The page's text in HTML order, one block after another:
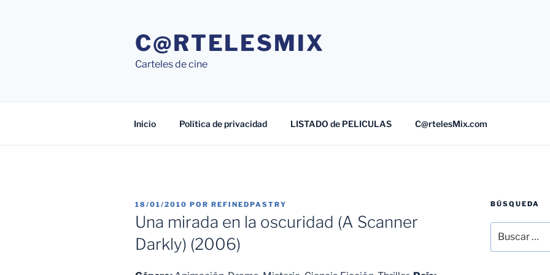
C@RTELESMIX
Carteles de cine
Inicio Política de privacidad LISTADO de PELICULAS C@rtelesMix.com
PUBLICADO
EL
18/01/2010 POR REFINEDPASTRY
Una mirada en la oscuridad (A Scanner
Darkly) (2006)
BÚSQUEDA
por: